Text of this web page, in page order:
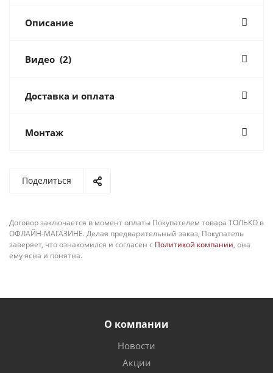
Описание
Видео (2)
Доставка и оплата
Монтаж
Поделиться
Договор заключается в момент оплаты Покупателем товара ТОЛЬКО в
ОФЛАЙН-МАГАЗИНЕ. Делая предварительный заказ, Покупатель
заверяет, что ознакомился и согласен с Политикой компании, она
ему ясна и понятна.
О компании
Новости
Акции